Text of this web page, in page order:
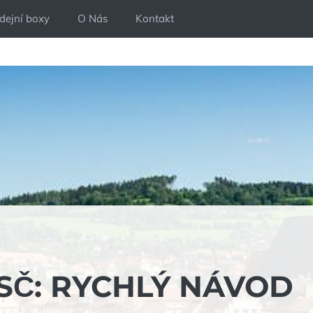
boxy O Nás Kontakt
RYCHLÝ NÁVOD